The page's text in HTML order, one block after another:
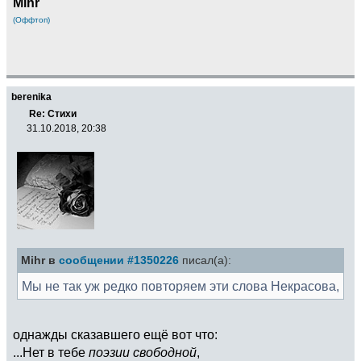
(Оффтоп)
berenika
Re: Стихи
31.10.2018, 20:38
Mihr в сообщении #1350226 писал(а):
Мы не так уж редко повторяем эти слова Некрасова,
однажды сказавшего ещё вот что:
...Нет в тебе поэзии свободной,